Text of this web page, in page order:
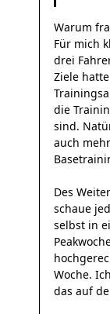
Warum
Für mich
drei
Ziele
die
sind.
auch
Des
schaue
selbst in
Woche.
das auf